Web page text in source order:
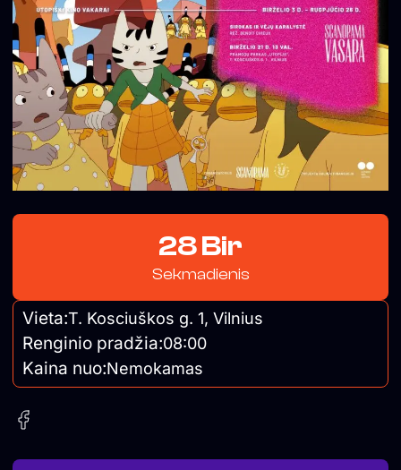
28 Bir
Sekmadienis
Vieta:T. Kosciuškos g. 1, Vilnius
Renginio pradžia:08:00
Kaina nuo:Nemokamas